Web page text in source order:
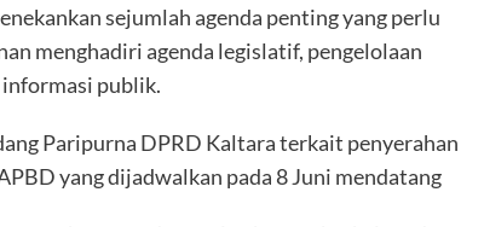
sejumlah agenda penting yang perlu
menghadiri agenda legislatif, pengelolaan
informasi publik.
Paripurna DPRD Kaltara terkait penyerahan
yang dijadwalkan pada 8 Juni mendatang